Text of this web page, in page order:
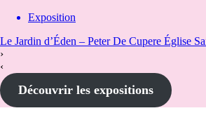
Exposition
Le Jardin d’Éden – Peter De Cupere Église
›
‹
Découvrir les expositions